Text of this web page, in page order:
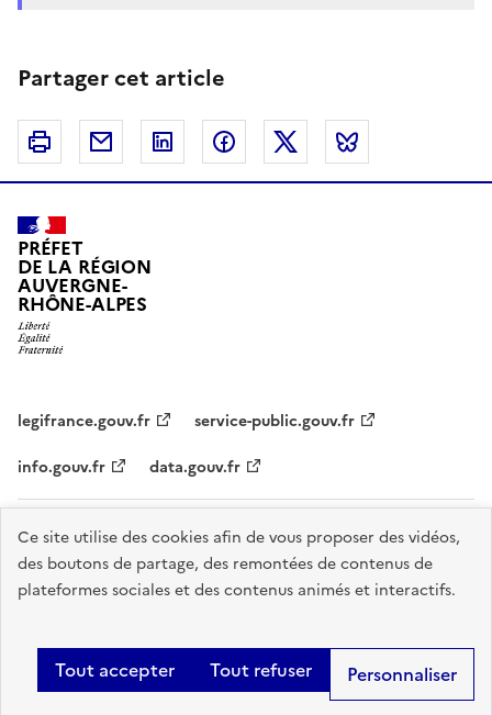
Ce site utilise des cookies afin de vous proposer des vidéos,
des boutons de partage, des remontées de contenus de
plateformes sociales et des contenus animés et interactifs.
Tout accepter Tout refuser Personnaliser
Partager cet article
Imprimer Courriel Linkedin FacebookTwitter
PRÉFET
DE LA RÉGION
AUVERGNE-
RHÔNE-ALPES
legifrance.gouv.fr
service-public.gouv.fr
info.gouv.fr
data.gouv.fr
Plan du site Données personnelles et cookies
Accessibilité :
partiellement conforme
Mentions légales Gestion des cookies